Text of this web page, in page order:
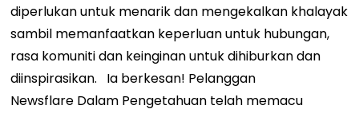
diperlukan untuk menarik dan mengekalkan khalayak
sambil memanfaatkan keperluan untuk hubungan,
rasa komuniti dan keinginan untuk dihiburkan dan
diinspirasikan.
Ia berkesan! Pelanggan
Newsflare Dalam Pengetahuan telah memacu